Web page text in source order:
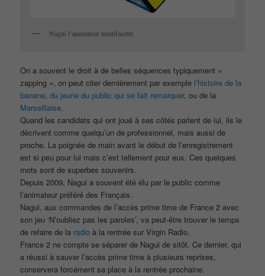
Nagui l’animateur multifacette
On a souvent le droit à de belles séquences typiquement «
zapping », on peut citer dernièrement par exemple l’histoire de la
banane,du jeune du public qui se fait remarquer, ou de la
Marseillaise.
Quand les candidats qui ont joué à ses côtés parlent de lui, ils le
décrivent comme quelqu’un de professionnel, mais aussi de
proche. La poignée de main avant le début de l’enregistrement
est si peu pour lui mais c’est tellement pour eux. Ces quelques
mots sont de superbes souvenirs.
Depuis 2009, Nagui a souvent été élu par le public comme
l’animateur préféré des Français.
Nagui, aux commandes de l’accès prime time de France 2 avec
son jeu ‘N’oubliez pas les paroles’, va peut-être trouver le temps
de refaire de la radio à la rentrée sur Virgin Radio.
France 2 ne compte se séparer de Nagui de sitôt. Ce dernier, qui
a réussi à sauver l’accès prime time à plusieurs reprises,
conservera forcément sa place à la rentrée prochaine.